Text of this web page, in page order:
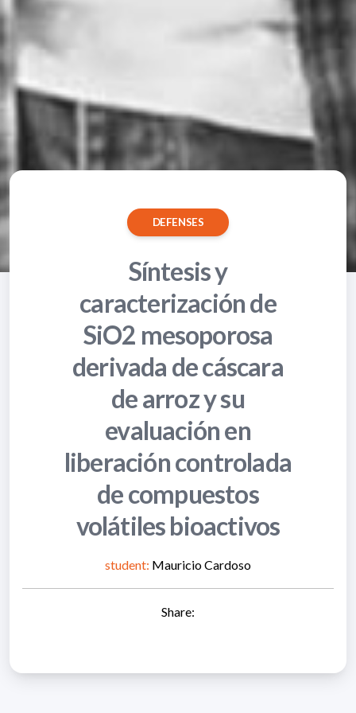
DEFENSES
Síntesis y
caracterización de
SiO2 mesoporosa
derivada de cáscara
de arroz y su
evaluación en
liberación controlada
de compuestos
volátiles bioactivos
student: Mauricio Cardoso
Share: